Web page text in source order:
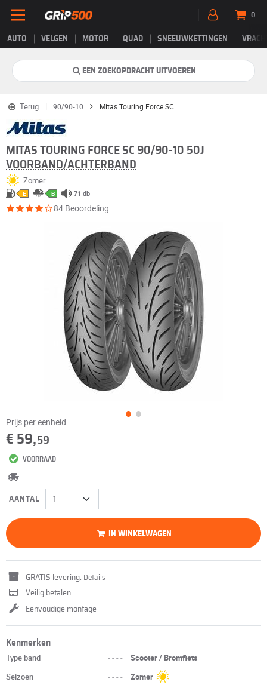
AUTO VELGEN MOTOR QUAD SNEEUWKETTINGEN
0
EEN ZOEKOPDRACHT UITVOEREN
Terug 90/90-10 Mitas Touring Force SC
MITAS TOURING FORCE SC 90/90-10 50J
VOORBAND/ACHTERBAND
Zomer
E B 71 db
84 Beoordeling
Prijs per eenheid
€ 59,59
VOORRAAD
AANTAL
IN WINKELWAGEN
GRATIS levering. Details
Veilig betalen
Eenvoudige montage
Kenmerken
Type band ----
Scooter / Bromfiets
Seizoen
----
Zomer